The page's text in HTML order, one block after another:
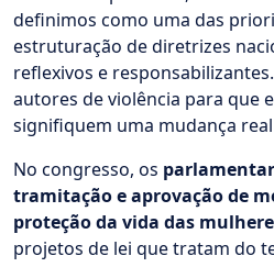
definimos como uma das
estruturação de diretrizes
reflexivos e
autores de violência para que
signifiquem uma mudança
No congresso, os
tramitação e aprovação de
proteção da vida das
projetos de lei que tratam do